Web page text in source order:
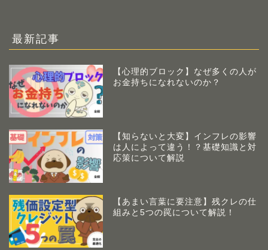
最新記事
【心理的ブロック】なぜ多くの人が
お金持ちになれないのか？
【知らないと大変】インフレの影響
は人によって違う！？基礎知識と対
応策について解説
【あまい言葉に要注意】残クレの仕
組みと5つの罠について解説！